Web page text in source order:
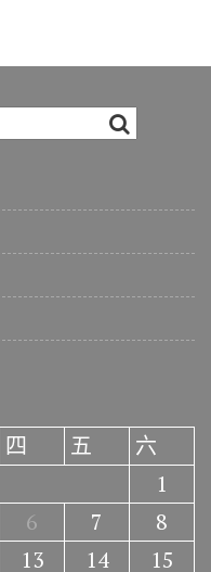
四 五
六
1
6 7
8
13 14
15